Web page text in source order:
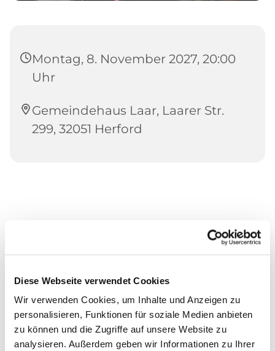
Diese Webseite verwendet Cookies
Wir verwenden Cookies, um Inhalte und Anzeigen zu
personalisieren, Funktionen für soziale Medien anbieten
zu können und die Zugriffe auf unsere Website zu
analysieren. Außerdem geben wir Informationen zu Ihrer
Montag, 8. November 2027, 20:00
Uhr
Gemeindehaus Laar, Laarer Str.
299, 32051 Herford